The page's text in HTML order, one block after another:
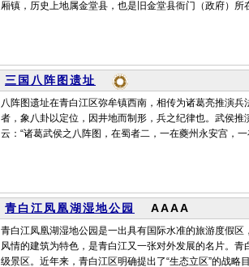
厢镇，历史上地属金堂县，也是旧金堂县衙门（政府）所
三国八阵图遗址
八阵图遗址在青白江区弥牟镇西南，相传为诸葛亮推演兵
者，象八卦以定位，因井地而制形，兵之纪律也。武侯推
云：“诸葛武侯之八阵图，在蜀者二，一在夔州永安宫，
青白江凤凰湖湿地公园 AAAA
青白江凤凰湖湿地公园是一出具有国际水准的旅游度假区
风情的建筑为特色，是青白江又一张对外发展的名片。
级景区。近年来，青白江区明确提出了“生态立区”的战略